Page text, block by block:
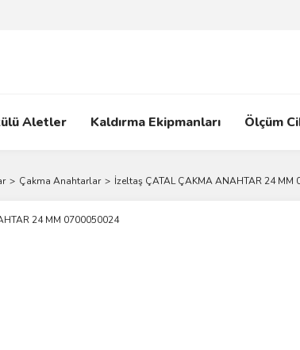
Aletler Kaldırma Ekipmanları Ölçüm
Çakma Anahtarlar İzeltaş ÇATAL ÇAKMA ANAHTAR 24 MM